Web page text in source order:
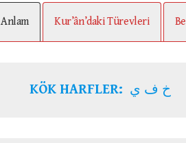
Anlam Kur’ân’daki Türevleri
KÖK HARFLER: خ ف ي